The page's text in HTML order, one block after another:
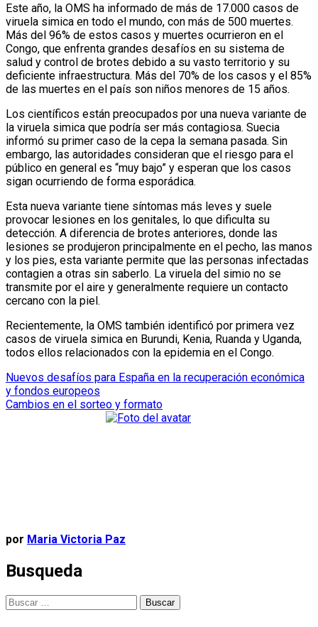
Este año, la OMS ha informado de más de 17.000 casos de
viruela simica en todo el mundo, con más de 500 muertes.
Más del 96% de estos casos y muertes ocurrieron en el
Congo, que enfrenta grandes desafíos en su sistema de
salud y control de brotes debido a su vasto territorio y su
deficiente infraestructura. Más del 70% de los casos y el 85%
de las muertes en el país son niños menores de 15 años.
Los científicos están preocupados por una nueva variante de
la viruela simica que podría ser más contagiosa. Suecia
informó su primer caso de la cepa la semana pasada. Sin
embargo, las autoridades consideran que el riesgo para el
público en general es “muy bajo” y esperan que los casos
sigan ocurriendo de forma esporádica.
Esta nueva variante tiene síntomas más leves y suele
provocar lesiones en los genitales, lo que dificulta su
detección. A diferencia de brotes anteriores, donde las
lesiones se produjeron principalmente en el pecho, las manos
y los pies, esta variante permite que las personas infectadas
contagien a otras sin saberlo. La viruela del simio no se
transmite por el aire y generalmente requiere un contacto
cercano con la piel.
Recientemente, la OMS también identificó por primera vez
casos de viruela simica en Burundi, Kenia, Ruanda y Uganda,
todos ellos relacionados con la epidemia en el Congo.
Navegación
de
Nuevos desafíos para España en la recuperación económica
y fondos europeos
Cambios en el sorteo y formato
por Maria Victoria Paz
Busqueda
Buscar: